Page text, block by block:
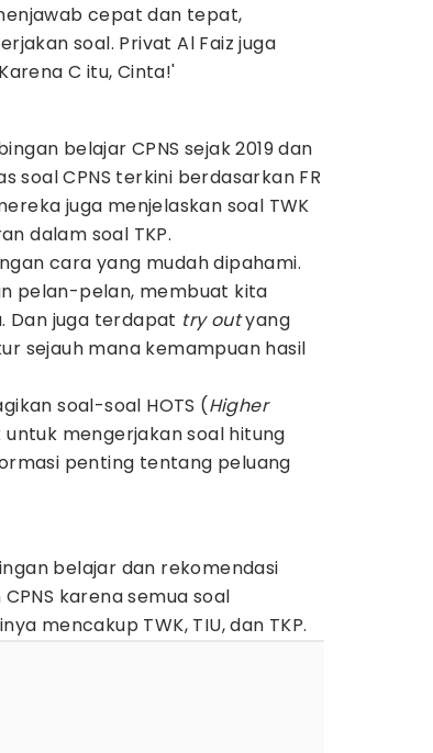
cepat dan tepat,
soal. Privat Al Faiz juga
C itu, Cinta!'
belajar CPNS sejak 2019 dan
soal CPNS terkini berdasarkan FR
juga menjelaskan soal TWK
dalam soal TKP.
cara yang mudah dipahami.
pelan-pelan, membuat kita
Dan juga terdapat try outyang
sejauh mana kemampuan hasil
soal-soal HOTS (Higher
mengerjakan soal hitung
penting tentang peluang
belajar dan rekomendasi
karena semua soal
mencakup TWK, TIU, dan TKP.